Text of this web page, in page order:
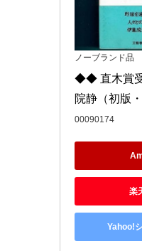
ノーブランド品
◆◆ 直木賞
院静（初版
00090174
楽
Yahoo!